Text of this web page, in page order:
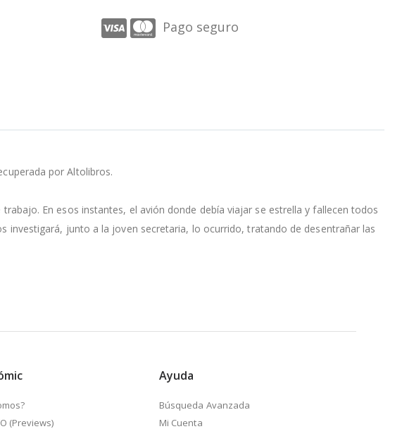
Pago seguro
por Altolibros.
En esos instantes, el avión donde debía viajar se estrella y fallecen todos
investigará, junto a la joven secretaria, lo ocurrido, tratando de desentrañar las
(Previews)
Ayuda
Búsqueda Avanzada
Mi Cuenta